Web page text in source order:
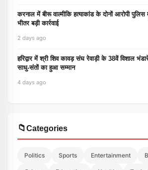
करनाल में बीरू वाल्मीकि हत्याकांड के दोनों आरोपी
भीतर बड़ी कार्रवाई
2 days ago
हरिद्वार में श्री शिव कावड़ संघ रेवाड़ी के 38वें विशाल
साधु-संतों का हुआ सम्मान
4 days ago
📁Categories
Politics Sports Entertainment